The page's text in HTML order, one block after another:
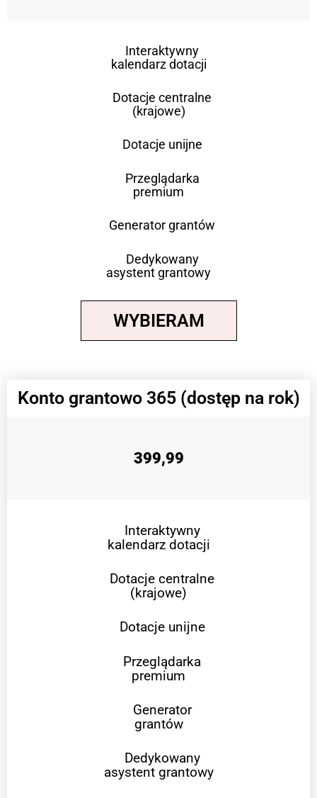
Interaktywny
kalendarz dotacji
Dotacje centralne
(krajowe)
Dotacje unijne
Przeglądarka
premium
Generator grantów
Dedykowany
asystent grantowy
WYBIERAM
Konto grantowo 365 (dostęp na rok)
399,99
Interaktywny
kalendarz dotacji
Dotacje centralne
(krajowe)
Dotacje unijne
Przeglądarka
premium
Generator
grantów
Dedykowany
asystent grantowy